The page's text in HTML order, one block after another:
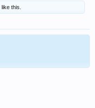
like this.